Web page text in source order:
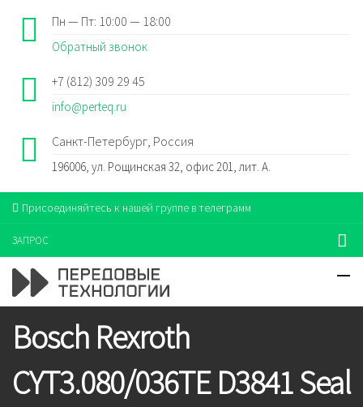
Пн — Пт: 10:00 — 18:00
Обратный звонок
+7 (812) 309 29 45
info@perteq.ru
Санкт-Петербург, Россия
196006, ул. Рощинская 32, офис 201, лит. А.
Присоединяйтесь к нашей группе в телеграмм
ЗАПРОС
Bosch Rexroth
CYT3.080/036TE D3841 Seal